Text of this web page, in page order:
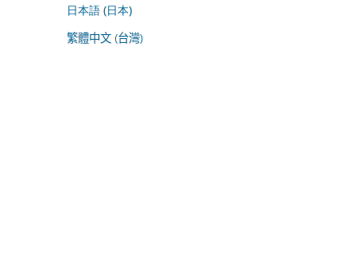
日本語 (日本)
繁體中文 (台灣)